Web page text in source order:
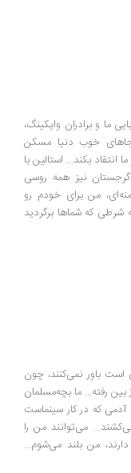
وایکینگ،
خوب دنیا مسکن
بکند... استالین با
نیز همه روسی
برای خودم رو
شماها برگردید
نمی‌کنند، چون
ما بچه‌مسلمان
در کار سینماست
می‌توانند من را
من بلند می‌شوم...